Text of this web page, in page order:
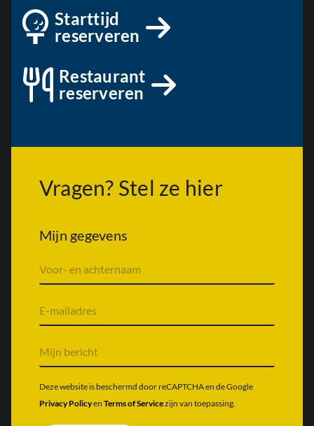
Starttijd
reserveren
Restaurant
reserveren
Vragen? Stel ze hier
Mijn gegevens
o
o
n
a
m
&
c
h
-
m
i
l
a
r
i
j
n
e
Deze website is beschermd door reCAPTCHA en de Google
Privacy Policyen Terms of Servicezijn van toepassing.